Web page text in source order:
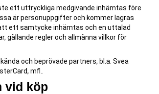
ett uttryckliga medgivande inhämtas före
är personuppgifter och kommer lagras
ett samtycke inhämtas och en uttalad
gällande regler och allmänna villkor för
och beprövade partners, bl.a. Svea
mfl..
vid köp